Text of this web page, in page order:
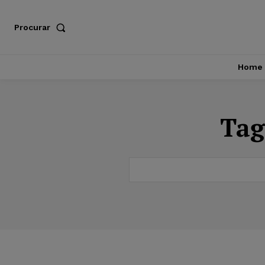
Procurar
Home